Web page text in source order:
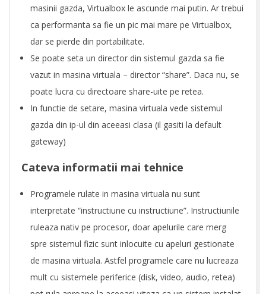
masinii gazda, Virtualbox le ascunde mai putin. Ar trebui
ca performanta sa fie un pic mai mare pe Virtualbox,
dar se pierde din portabilitate.
Se poate seta un director din sistemul gazda sa fie
vazut in masina virtuala – director “share”. Daca nu, se
poate lucra cu directoare share-uite pe retea.
In functie de setare, masina virtuala vede sistemul
gazda din ip-ul din aceeasi clasa (il gasiti la default
gateway)
Cateva informatii mai tehnice
Programele rulate in masina virtuala nu sunt
interpretate “instructiune cu instructiune”. Instructiunile
ruleaza nativ pe procesor, doar apelurile care merg
spre sistemul fizic sunt inlocuite cu apeluri gestionate
de masina virtuala. Astfel programele care nu lucreaza
mult cu sistemele periferice (disk, video, audio, retea)